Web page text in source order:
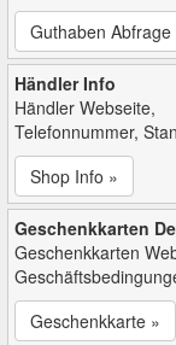
Guthaben Abfrage
Händler Info
Händler Webseite,
Telefonnummer,
Shop Info »
Geschenkkarten
Geschenkkarten
Geschenkkarte »